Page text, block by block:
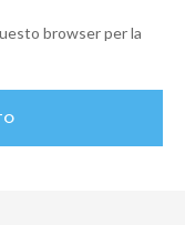
browser per la